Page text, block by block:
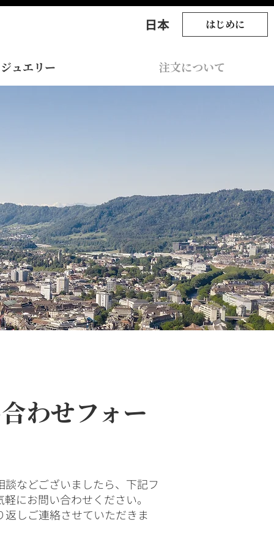
ジュエリー 注文について
はじめに
​日本
わせフォー
談などございましたら、下記フ
にお問い合わせください。
返しご連絡させていただきま